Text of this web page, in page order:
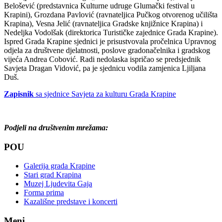
Belošević (predstavnica Kulturne udruge Glumački festival u
Krapini), Grozdana Pavlović (ravnateljica Pučkog otvorenog učilišta
Krapina), Vesna Jelić (ravnateljica Gradske knjižnice Krapina) i
Nedeljka Vodolšak (direktorica Turističke zajednice Grada Krapine).
Ispred Grada Krapine sjednici je prisustvovala pročelnica Upravnog
odjela za društvene djelatnosti, poslove gradonačelnika i gradskog
vijeća Andrea Cobović. Radi nedolaska ispričao se predsjednik
Savjeta Dragan Vidović, pa je sjednicu vodila zamjenica Ljiljana
Duš.
Zapisnik sa sjednice Savjeta za kulturu Grada Krapine
Podjeli na društvenim mrežama:
POU
Galerija grada Krapine
Stari grad Krapina
Muzej Ljudevita Gaja
Forma prima
Kazališne predstave i koncerti